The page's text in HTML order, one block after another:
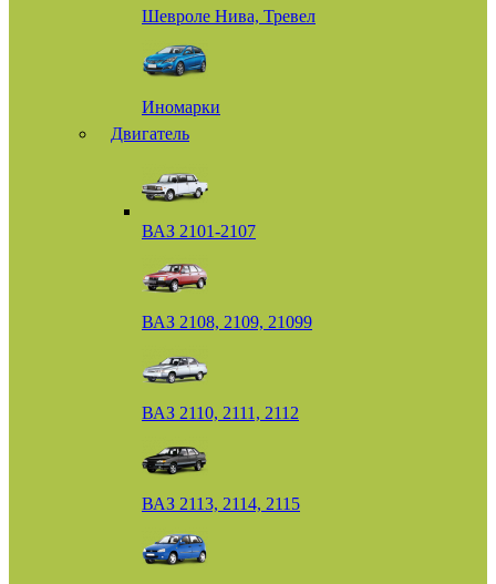
Шевроле Нива, Тревел
Иномарки
Двигатель
ВАЗ 2101-2107
ВАЗ 2108, 2109, 21099
ВАЗ 2110, 2111, 2112
ВАЗ 2113, 2114, 2115